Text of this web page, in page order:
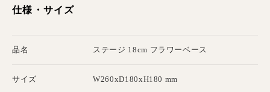
仕様・サイズ
品名 ステージ 18cm フラワーベース
サイズ W260xD180xH180 mm